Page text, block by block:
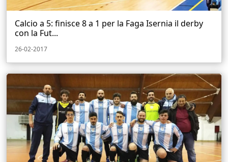
Calcio a 5: finisce 8 a 1 per la Faga Isernia il derby
con la Fut...
26-02-2017